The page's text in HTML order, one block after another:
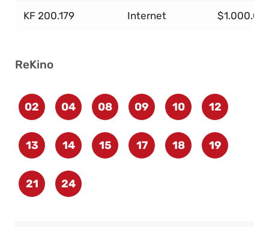
KF 200.179 Internet
ReKino
02 04 08 09 10 12
13 14 15 17 18 19
21 24